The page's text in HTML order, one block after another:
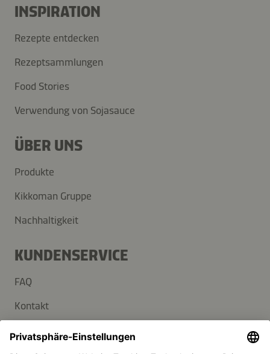
INSPIRATION
Rezepte entdecken
Rezeptsammlungen
Food Stories
Verwendung von Sojasauce
ÜBER UNS
Produkte
Kikkoman Gruppe
Nachhaltigkeit
KUNDENSERVICE
FAQ
Kontakt
Newsletter